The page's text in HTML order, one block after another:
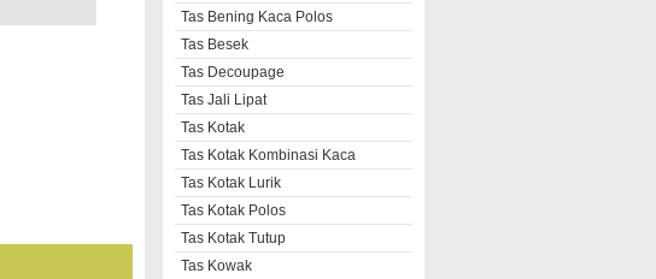
Tas Bening Kaca Polos
Tas Besek
Tas Decoupage
Tas Jali Lipat
Tas Kotak
Tas Kotak Kombinasi Kaca
Tas Kotak Lurik
Tas Kotak Polos
Tas Kotak Tutup
Tas Kowak